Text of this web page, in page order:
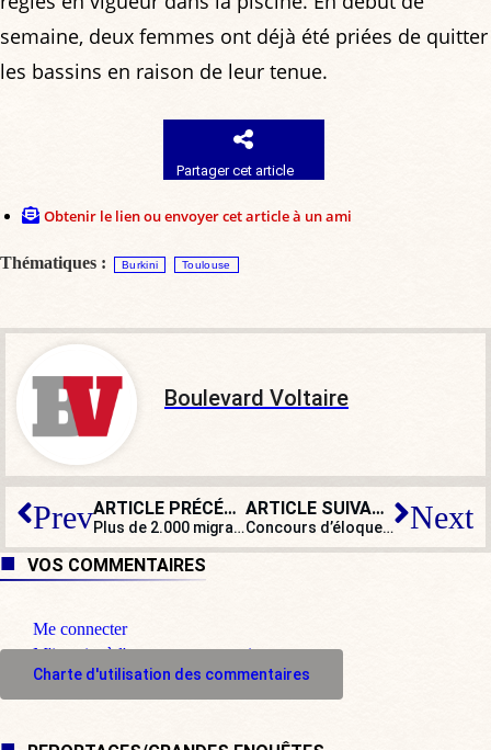
semaine, deux femmes ont déjà été priées de quitter
les bassins en raison de leur tenue.
Partager cet article
Obtenir le lien ou envoyer cet article à un ami
Thématiques : Burkini Toulouse
Boulevard Voltaire
Prev ARTICLE PRÉCÉDENT
Plus de 2.000 migrants tentent d’entrer en Espagne
ARTICLE SUIVANT
Concours d’éloquence sur la laïcité : pour certains élèves, « une forme de dictature » ! Next
VOS COMMENTAIRES
Me connecter
M'inscrire à l'espace commentaire
Charte d'utilisation des commentaires